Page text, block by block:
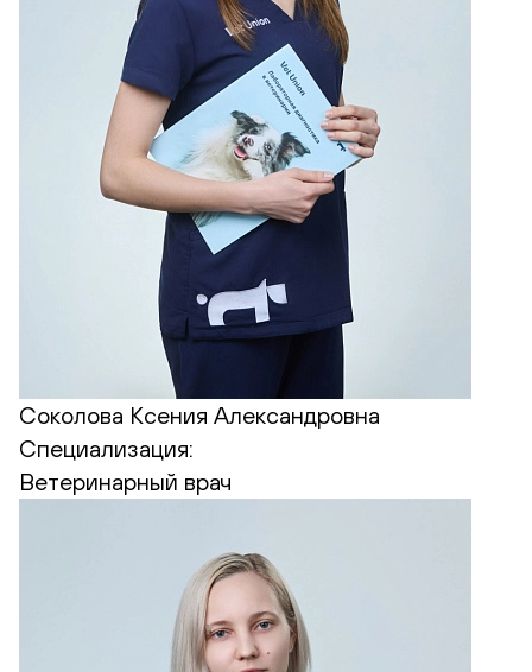
Соколова Ксения Александровна
Специализация:
Ветеринарный врач